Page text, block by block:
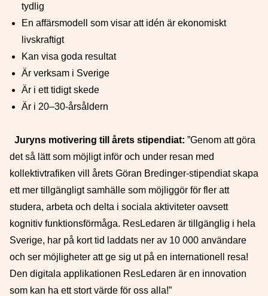
tydlig
En affärsmodell som visar att idén är ekonomiskt
livskraftigt
Kan visa goda resultat
Är verksam i Sverige
Är i ett tidigt skede
Är i 20–30-årsåldern
Juryns motivering till årets stipendiat: ”Genom att göra
det så lätt som möjligt inför och under resan med
kollektivtrafiken vill årets Göran Bredinger-stipendiat skapa
ett mer tillgängligt samhälle som möjliggör för fler att
studera, arbeta och delta i sociala aktiviteter oavsett
kognitiv funktionsförmåga. ResLedaren är tillgänglig i hela
Sverige, har på kort tid laddats ner av 10 000 användare
och ser möjligheter att ge sig ut på en internationell resa!
Den digitala applikationen ResLedaren är en innovation
som kan ha ett stort värde för oss alla!”